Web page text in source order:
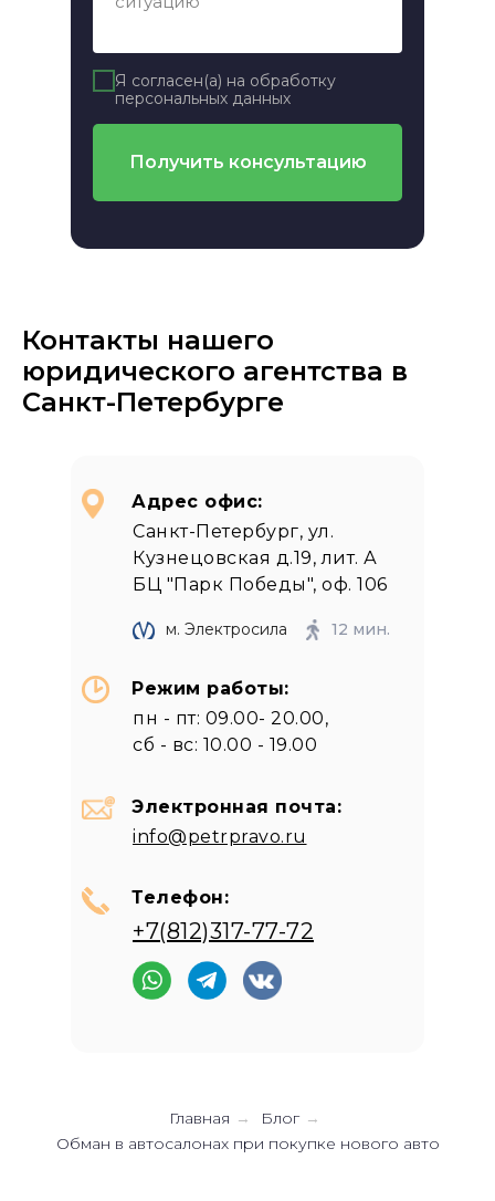
Я согласен(а) на обработку
персональных данных
Получить консультацию
Контакты нашего
юридического агентства в
Санкт-Петербурге
Санкт-Петербург, ул.
Кузнецовская д.19, лит. А
БЦ "Парк Победы", оф. 106
Адрес офис:
пн - пт: 09.00- 20.00,
сб - вс: 10.00 - 19.00
Режим работы:
+7(812)317-77-72
Телефон:
info@petrpravo.ru
Электронная почта:
12 мин.
м. Электросила
Главная → Блог →
Обман в автосалонах при покупке нового авто